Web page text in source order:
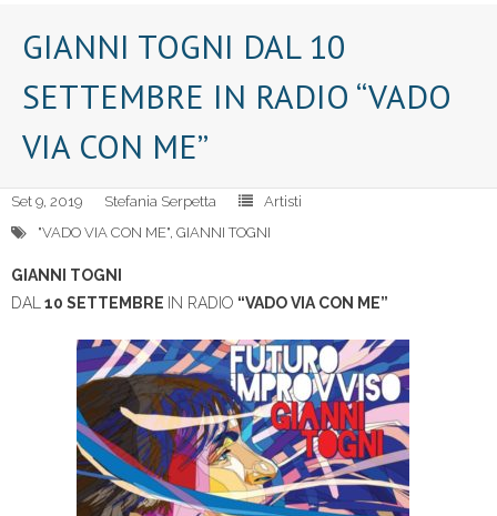
GIANNI TOGNI DAL 10
SETTEMBRE IN RADIO “VADO
VIA CON ME”
Set 9, 2019 Stefania Serpetta
Artisti
"VADO VIA CON ME", GIANNI TOGNI
GIANNI TOGNI
DAL
10 SETTEMBRE IN RADIO “VADO VIA CON ME”